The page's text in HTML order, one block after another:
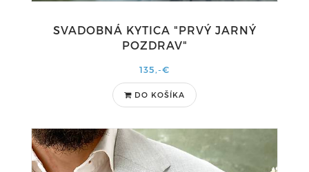
SVADOBNÁ KYTICA "PRVÝ JARNÝ
POZDRAV"
135,-€
DO KOŠÍKA